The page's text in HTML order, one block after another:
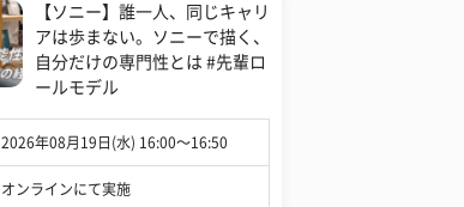
【ソニー】誰一人、同じキャリ
アは歩まない。ソニーで描く、
自分だけの専門性とは #先輩ロ
ールモデル
2026年08月19日(水) 16:00〜16:50
オンラインにて実施